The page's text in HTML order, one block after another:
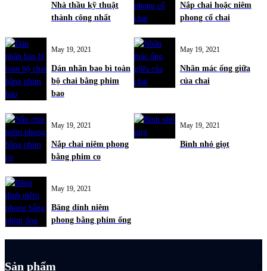
Nhà thầu kỹ thuật
thành công nhất
Nắp chai hoặc niêm
phong cổ chai
May 19, 2021
Dán nhãn bao bì toàn
bộ chai bằng phim
bao
May 19, 2021
Nhãn mác ống giữa
của chai
May 19, 2021
Nắp chai niêm phong
bằng phim co
May 19, 2021
Bình nhỏ giọt
May 19, 2021
Băng dính niêm
phong bằng phim ống
Sản phẩm